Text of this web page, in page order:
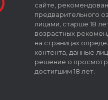
сайте,
предварительного
лицами, старше 18
возрастных
на страницах
контента, данные
решение о
достигшим 18 лет.